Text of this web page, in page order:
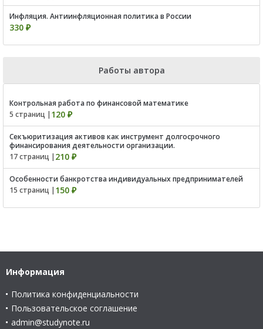
Инфляция. Антиинфляционная политика в России
330 ₽
Работы автора
Контрольная работа по финансовой математике
5 страниц | 120 ₽
Секъюритизация активов как инструмент долгосрочного
финансирования деятельности организации.
17 страниц | 210 ₽
Особенности банкротства индивидуальных предпринимателей
15 страниц | 150 ₽
Информация
Политика конфиденциальности
Пользовательское соглашение
admin@studynote.ru